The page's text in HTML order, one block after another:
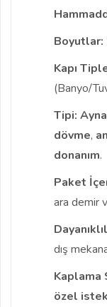
Boyutlar:
Kapı
(Banyo/
Tipi:
dövme,
donanım.
Paket
ara demir
dış
Kaplama
özel